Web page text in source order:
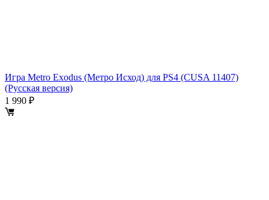
Игра Metro Exodus (Метро Исход) для PS4 (CUSA 11407)
(Русская версия)
1 990 ₽